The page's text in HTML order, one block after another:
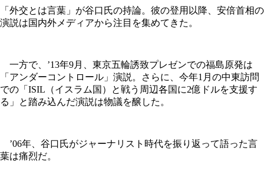
「外交とは言葉」が谷口氏の持論。彼の登用以降、安倍首相の
演説は国内外メディアから注目を集めてきた。
一方で、’13年9月、東京五輪誘致プレゼンでの福島原発は
「アンダーコントロール」演説。さらに、今年1月の中東訪問
での「ISIL（イスラム国）と戦う周辺各国に2億ドルを支援す
る」と踏み込んだ演説は物議を醸した。
’06年、谷口氏がジャーナリスト時代を振り返って語った言
葉は痛烈だ。